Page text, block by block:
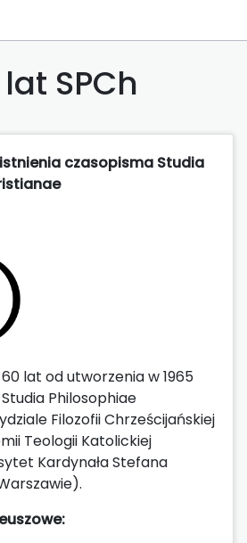
SPCh
czasopisma Studia
lat od utworzenia w 1965
Philosophiae
Filozofii Chrześcijańskiej
Teologii Katolickiej
Kardynała Stefana